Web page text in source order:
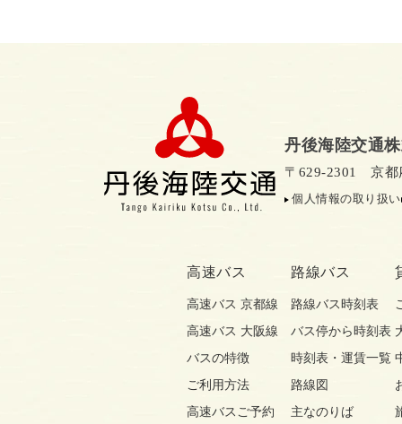
丹後海陸交通
〒629-2301 京
個人情報の取り扱い
高速バス
高速バス 京都線
高速バス 大阪線
バスの特徴
ご利用方法
高速バスご予約
路線バス
路線バス時刻表
バス停から時刻表
時刻表・運賃一覧
路線図
主なのりば